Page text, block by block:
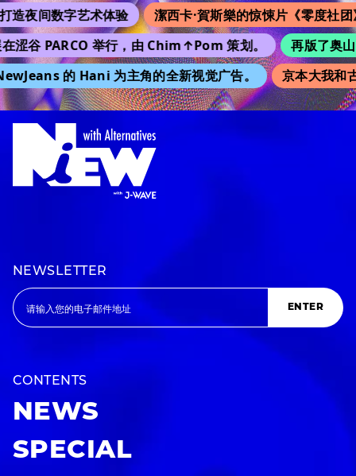
间数字艺术体验
潔西卡·賀斯樂的惊悚片《零度社团》将
PARCO 举行，由 Chim↑Pom 策划。
再版了奥山
的 Hani 为主角的全新视觉广告。
京本大我和古
NEWSLETTER
ENTER
CONTENTS
NEWS
SPECIAL